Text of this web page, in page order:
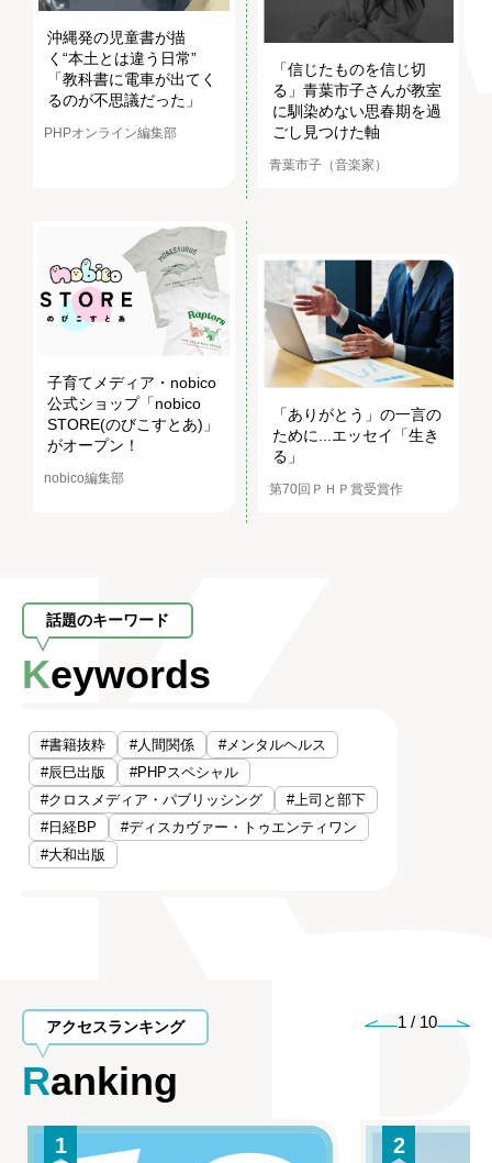
沖縄発の児童書が描
く“本土とは違う日常”
「教科書に電車が出てく
るのが不思議だった」
PHPオンライン編集部
「信じたものを信じ切
る」青葉市子さんが教室
に馴染めない思春期を過
ごし見つけた軸
青葉市子（音楽家）
子育てメディア・nobico
公式ショップ「nobico
STORE(のびこすとあ)」
がオープン！
nobico編集部
「ありがとう」の一言の
ために...エッセイ「生き
る」
第70回ＰＨＰ賞受賞作
話題のキーワード
Keywords
#書籍抜粋 #人間関係
#メンタルヘルス
#辰巳出版
#PHPスペシャル
#クロスメディア・パブリッシング
#上司と部下
#日経BP
#ディスカヴァー・トゥエンティワン
#大和出版
アクセスランキング
Ranking
1 / 10
1 2